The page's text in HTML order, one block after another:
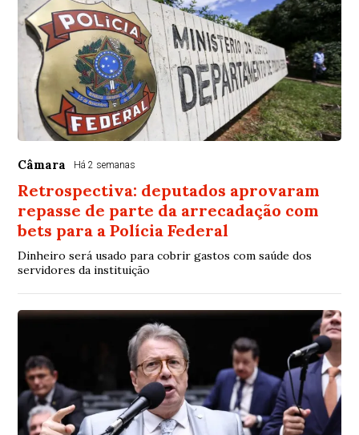
Câmara Há 2 semanas
Retrospectiva: deputados aprovaram
repasse de parte da arrecadação com
bets para a Polícia Federal
Dinheiro será usado para cobrir gastos com saúde dos
servidores da instituição